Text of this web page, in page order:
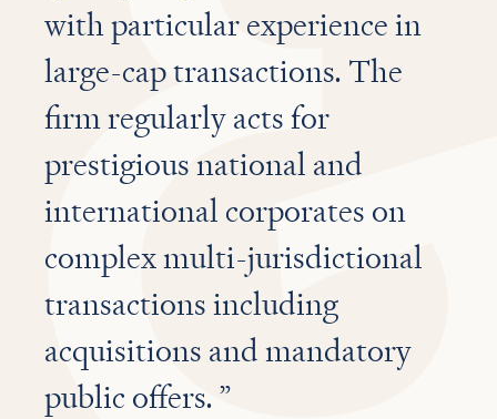
with particular experience in
large-cap transactions. The
firm regularly acts for
prestigious national and
international corporates on
complex multi-jurisdictional
transactions including
acquisitions and mandatory
public offers.